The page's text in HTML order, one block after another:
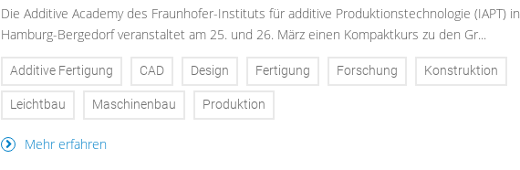
Die Additive Academy des Fraunhofer-Instituts für additive Produktionstechnologie (IAPT) in
Hamburg-Bergedorf veranstaltet am 25. und 26. März einen Kompaktkurs zu den Gr...
Additive Fertigung CAD Design Fertigung Forschung Konstruktion
Leichtbau Maschinenbau Produktion
Mehr erfahren